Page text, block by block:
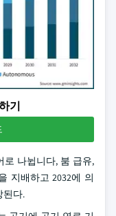
기
로 나뉩니다, 붐 급유,
지배하고 2032에 의
된다.